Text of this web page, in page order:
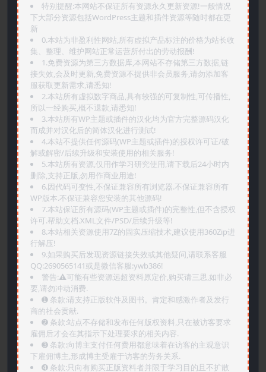
特别提醒:本网站不保证所有资源永久更新资源!一般情况
下大部分资源包括WordPress主题和插件资源等随时都在更
新
0.本站为非盈利性网站,所有虚拟产品标注的价格为站长收
集、整理、维护网站正常运营所付出的劳动报酬!
1.免费资源为第三方数据库,本网站不存储第三方数据,链
接失效,会及时更新,免费资源不提供非会员服务,请勿添加客
服获取更新需求,请悉知!
2.本站所有虚拟数字商品,具有较强的可复制性,可传播性,
所以一经购买,概不退款,请悉知!
3.本站所有WP主题或插件的汉化均为官方完整源码汉化
而成并对汉化后的简体汉化进行测试!
4.本站不提供任何源码(WP主题或插件)的授权许可证/破
解或解密/后续升级和安装使用的相关服务!
5.本站所有资源,仅用作学习研究使用,请下载后24小时内
删除,支持正版,勿用作商业用途!
6.因代码可变性,不保证兼容所有浏览器.不保证兼容所有
WP版本.不保证兼容您安装的其他源码!
7.本站保证所有源码(WP主题或插件)的完整性,但不含授权
许可.帮助文档.XML文件/PSD/后续升级等!
8.本站相关资源使用7Z的固实压缩技术,建议使用360Zip进
行解压!
9.如果购买后发现资源链接失效或其他疑问,请联系客服
QQ:2690565141或是微信客服:ywb386!
警告:⚠️可能有些资源远超资料原定价,购买请三思,如非必
要,请勿冲动消费.
➊️ 条款:请支持正版软件及图书。肯定和感激作者及发行
商的社会贡献.
➋️ 条款:站点不存储和发布任何版权资料,只在被访客要求
雇佣后才会在其指示下处理要求的相关内容.
➌️ 条款:向博主支付任何费用都意味着在访客的主观意识
下雇佣博主,形成博主受雇于访客的劳务关系.
➍️ 条款:只向有购买正版资料者并限于学习目的且不扩散